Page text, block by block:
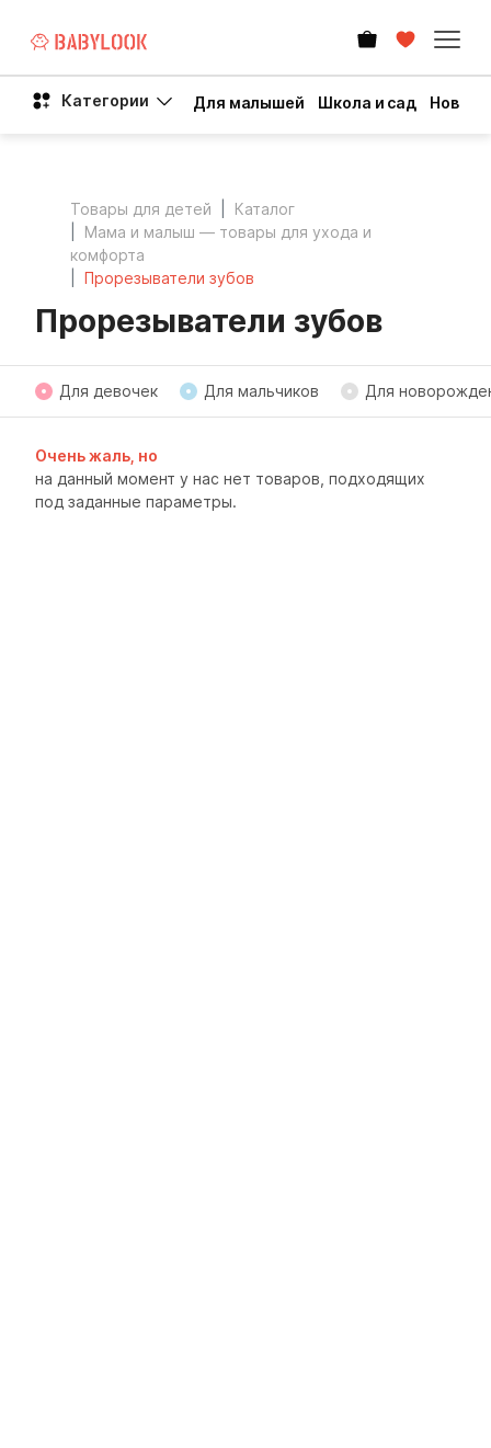
Категории Для малышей Школа и сад Новый
Товары для детей
Каталог
Мама и малыш — товары для ухода и
комфорта
Прорезыватели зубов
Прорезыватели зубов
Для девочек Для мальчиков Для
Очень жаль, но
на данный момент у нас нет товаров, подходящих
под заданные параметры.